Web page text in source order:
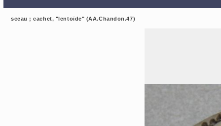
sceau ; cachet, "lentoïde" (AA.Chandon.47)